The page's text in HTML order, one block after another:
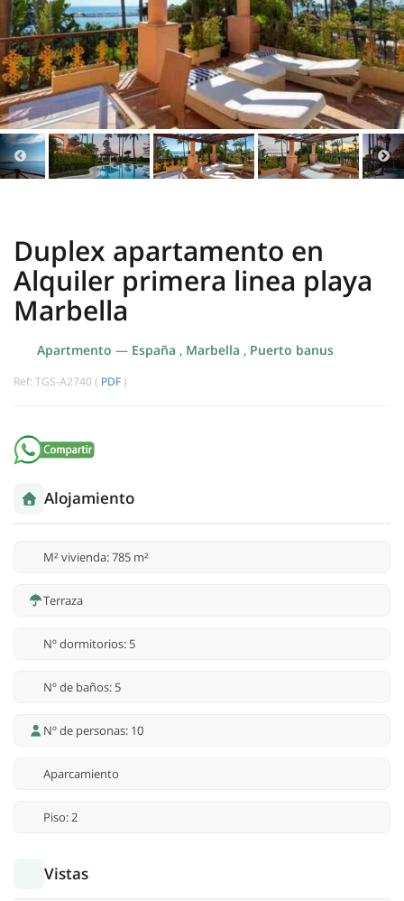
Duplex apartamento en
Alquiler primera linea playa
Marbella
Apartmento — España , Marbella , Puerto banus
Ref: TGS-A2740 ( PDF )
Alojamiento
M² vivienda: 785 m²
Terraza
Nº dormitorios: 5
Nº de baños: 5
Nº de personas: 10
Aparcamiento
Piso: 2
Vistas